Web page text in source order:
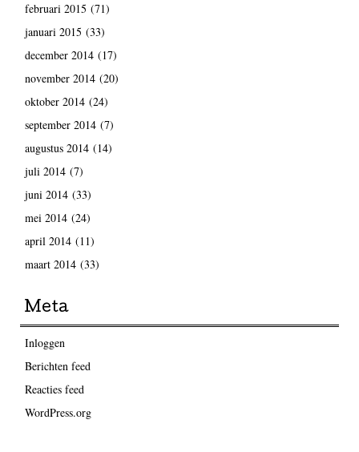
februari 2015 (71)
januari 2015 (33)
december 2014(17)
november 2014(20)
oktober 2014(24)
september 2014(7)
augustus 2014(14)
juli 2014(7)
juni 2014(33)
mei 2014(24)
april 2014(11)
maart 2014(33)
Meta
Inloggen
Berichten feed
Reacties feed
WordPress.org